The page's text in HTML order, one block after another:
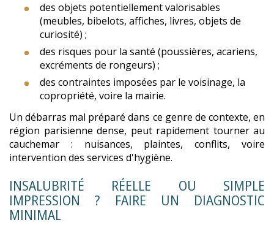
des objets potentiellement valorisables
(meubles, bibelots, affiches, livres, objets de
curiosité) ;
des risques pour la santé (poussières, acariens,
excréments de rongeurs) ;
des contraintes imposées par le voisinage, la
copropriété, voire la mairie.
Un débarras mal préparé dans ce genre de contexte, en
région parisienne dense, peut rapidement tourner au
cauchemar : nuisances, plaintes, conflits, voire
intervention des services d'hygiène.
INSALUBRITÉ RÉELLE OU SIMPLE
IMPRESSION ? FAIRE UN DIAGNOSTIC
MINIMAL